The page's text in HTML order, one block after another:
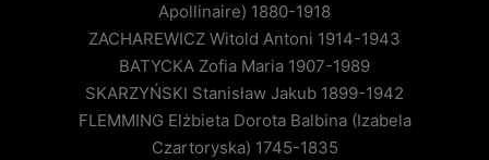
Apollinaire) 1880-1918
ZACHAREWICZ Witold Antoni 1914-1943
BATYCKA Zofia Maria 1907-1989
SKARZYŃSKI Stanisław Jakub 1899-1942
FLEMMING Elżbieta Dorota Balbina (Izabela
Czartoryska) 1745-1835